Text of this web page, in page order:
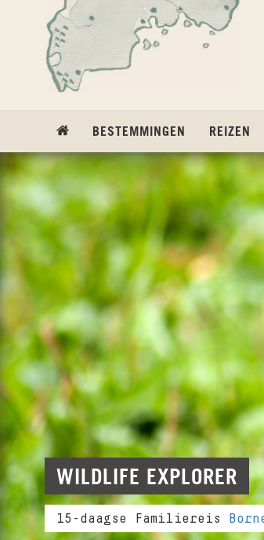
Ga naar inhoud
BESTEMMINGEN REIZEN
WILDLIFE EXPLORER
15-daagse Familiereis